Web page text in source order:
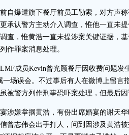
爆遭旗下餐厅前员工勒索，对方声称
承认警方主动介入调查，惟他一直未提
查，惟黄浩一直未提涉案关键证据，基
作罪案消息处理。
成员Kevin曾光顾餐厅因收费问题发
场误会。不过事后有人在微博上留言
被警方列作刑事恐吓案处理，但最后因
嫌掌掴黄浩，有份出席婚宴的谢天华
曾志伟会出手打人，问到因涉及黄浩